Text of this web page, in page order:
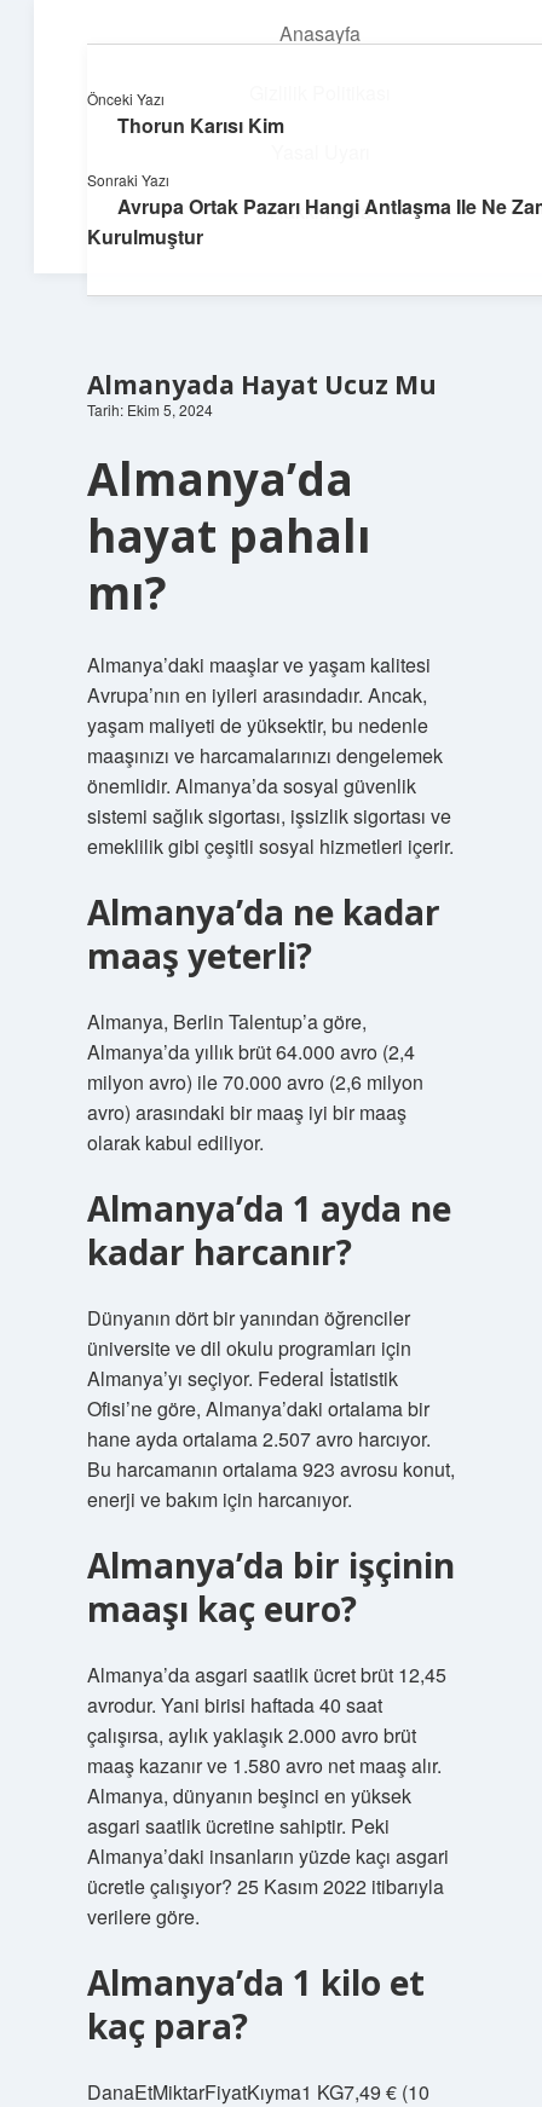
Anasayfa
Hakkımızda
Hayatına ferahlık katan öneriler!
Almanyada Hayat Ucuz Mu
Tarih: Ekim 5, 2024
Almanya’da
hayat pahalı
mı?
Almanya’daki maaşlar ve yaşam kalitesi
Avrupa’nın en iyileri arasındadır. Ancak,
yaşam maliyeti de yüksektir, bu nedenle
maaşınızı ve harcamalarınızı dengelemek
önemlidir. Almanya’da sosyal güvenlik
sistemi sağlık sigortası, işsizlik sigortası ve
emeklilik gibi çeşitli sosyal hizmetleri içerir.
Almanya’da ne kadar
maaş yeterli?
Almanya, Berlin Talentup’a göre,
Almanya’da yıllık brüt 64.000 avro (2,4
milyon avro) ile 70.000 avro (2,6 milyon
avro) arasındaki bir maaş iyi bir maaş
olarak kabul ediliyor.
Almanya’da 1 ayda ne
kadar harcanır?
Dünyanın dört bir yanından öğrenciler
üniversite ve dil okulu programları için
Almanya’yı seçiyor. Federal İstatistik
Ofisi’ne göre, Almanya’daki ortalama bir
hane ayda ortalama 2.507 avro harcıyor.
Bu harcamanın ortalama 923 avrosu konut,
enerji ve bakım için harcanıyor.
Almanya’da bir işçinin
maaşı kaç euro?
Almanya’da asgari saatlik ücret brüt 12,45
avrodur. Yani birisi haftada 40 saat
çalışırsa, aylık yaklaşık 2.000 avro brüt
maaş kazanır ve 1.580 avro net maaş alır.
Almanya, dünyanın beşinci en yüksek
asgari saatlik ücretine sahiptir. Peki
Almanya’daki insanların yüzde kaçı asgari
ücretle çalışıyor? 25 Kasım 2022 itibarıyla
verilere göre.
Almanya’da 1 kilo et
kaç para?
DanaEtMiktarFiyatKıyma1 KG7,49 € (10
Önceki Yazı
Thorun Karısı Kim
Sonraki Yazı
Avrupa Ortak Pazarı Hangi Antlaşma Ile Ne
Kurulmuştur